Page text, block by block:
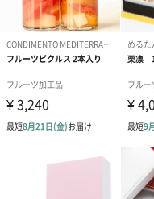
7種類のフルーツを使っ
イチゴ、オレンジ、ブド
フルーツ、キウイフルーツ
プレジールの中で最も使用
フルーツには目がない、
また、色とりどりのフル